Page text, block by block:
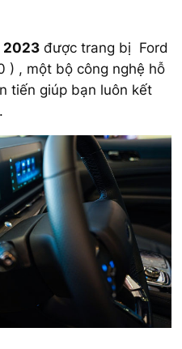
2023 được trang bị Ford
) , một bộ công nghệ hỗ
tiến giúp bạn luôn kết